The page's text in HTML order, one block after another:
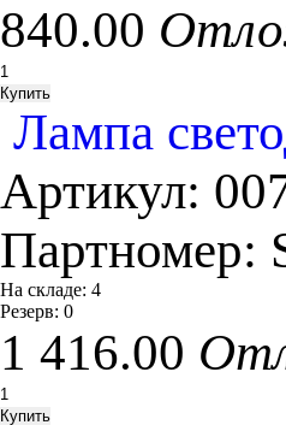
840.00
Лампа
Артикул:
Партномер:
На складе: 4
Резерв: 0
1 416.00